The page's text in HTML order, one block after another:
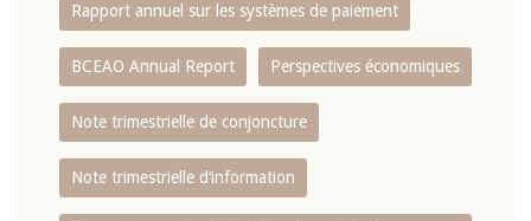
Rapport annuel sur les systèmes de paiement
BCEAO Annual Report Perspectives économiques
Note trimestrielle de conjoncture
Note trimestrielle d‘information